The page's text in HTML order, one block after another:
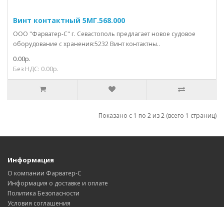
Винт контактный 5МГ.568.000
ООО "Фарватер-С" г. Севастополь предлагает новое судовое
оборудование с хранения:5232 Винт контактны..
0.00р.
Без НДС: 0.00р.
Показано с 1 по 2 из 2 (всего 1 страниц)
Информация
О компании Фарватер-С
Информация о доставке и оплате
Политика Безопасности
Условия соглашения